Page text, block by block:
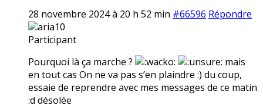
28 novembre 2024 à 20 h 52 min #66596 Répondre
aria10
Participant
Pourquoi là ça marche ?
mais
en tout cas On ne va pas s’en plaindre :) du coup,
essaie de reprendre avec mes messages de ce matin
:d désolée